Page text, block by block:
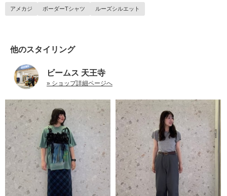
アメカジ ボーダーTシャツ ルーズシルエット
他のスタイリング
ビームス 天王寺
» ショップ詳細ページへ